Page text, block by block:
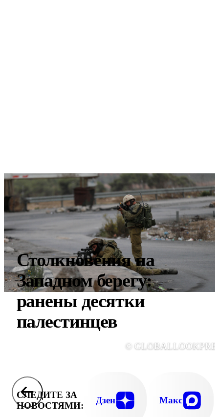
Столкновения на
Западном берегу:
ранены десятки
палестинцев
©
СЛЕДИТЕ ЗА
НОВОСТЯМИ:
Дзен Макс